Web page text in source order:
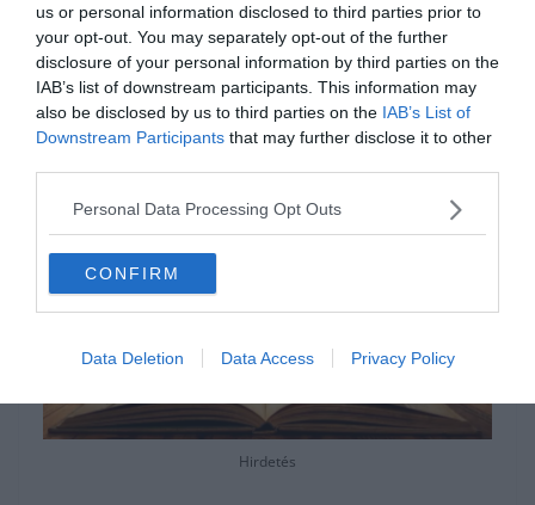
us or personal information disclosed to third parties prior to
your opt-out. You may separately opt-out of the further
disclosure of your personal information by third parties on the
IAB’s list of downstream participants. This information may
also be disclosed by us to third parties on the IAB’s List of
Downstream Participants that may further disclose it to other
Personal Data Processing Opt Outs
CONFIRM
Data Deletion Data Access Privacy Policy
legjobb könyveket a többiekkel! A nagy
olvasás után pedig aKeresztlabda YouTube
csatornaszórakoztató videóival könnyedén
kikapcsolódhatsz a nap hátralévő részében.
Hirdetés